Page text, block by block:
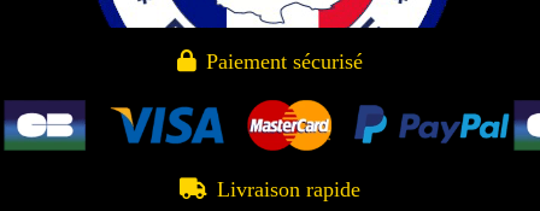
 Paiement sécurisé
 Livraison rapide